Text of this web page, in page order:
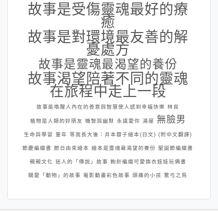
故事是受傷靈魂最好的療
癒
故事是對環境最友善的解
憂處方
故事是靈魂最渴望的養份
故事渴望陪著不同的靈魂
在旅程中走上一段
故事能喚醒人內在的善意與智慧使人感到幸福快樂 林良
植物是人類的好朋友 機智與幽默 永遠愛你 湯屋 無臉男
生命與學習 童年 等我長大後：井本蓉子繪本(日文) (附中文翻譯)
節慶編織書 節日由來繪本 繪本是靈魂最渴望的養份 聖誕節編織書
親親文化 迷人的「傳說」故事 鉤針編織可愛換衣娃娃玩偶書
關愛「動物」的故事 電影動畫彩色故事 頭痛的小孩 驚弓之鳥